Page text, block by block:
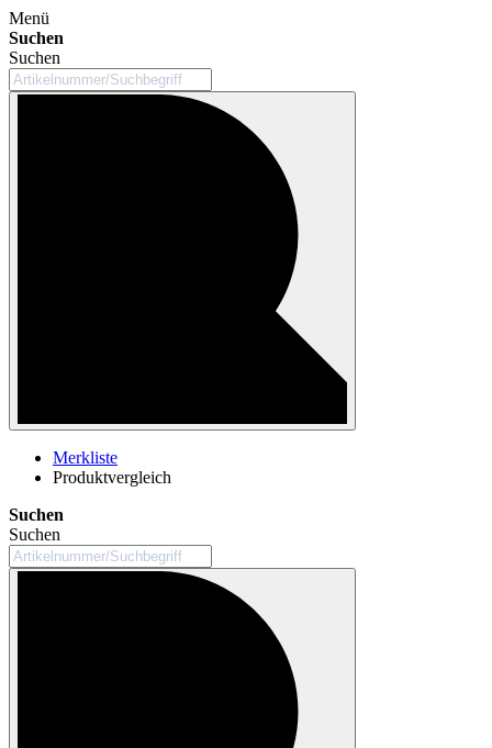
Menü
Suchen
Suchen
Merkliste
Produktvergleich
Suchen
Suchen